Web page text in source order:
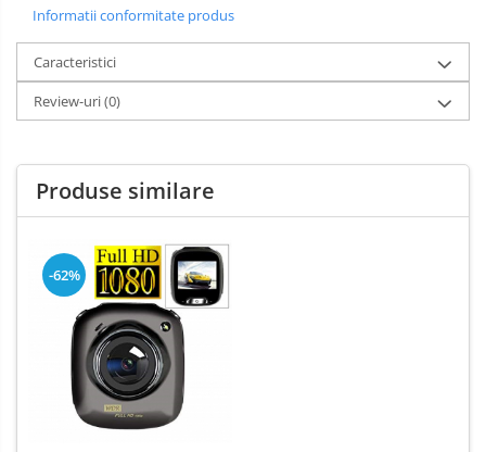
Informatii conformitate produs
Caracteristici
Review-uri(0)
Produse similare
-62%